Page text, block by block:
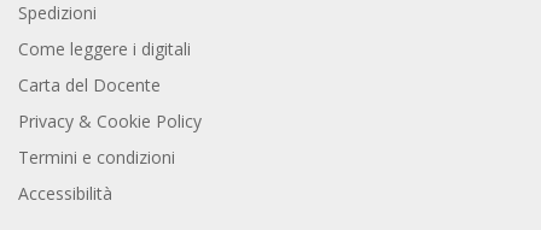
Spedizioni
Come leggere i digitali
Carta del Docente
Privacy & Cookie Policy
Termini e condizioni
Accessibilità